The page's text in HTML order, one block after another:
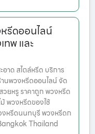
รีดออนไลน์
ทพ และ
าด สไตล์หรีด บริการ
นพวงหรีดออนไลน์ จัด
ยหรู ราคาถูก พวงหรีด
พวงหรีดของใช้
งหรีดนนทบุรี พวงหรีดก
Thailand